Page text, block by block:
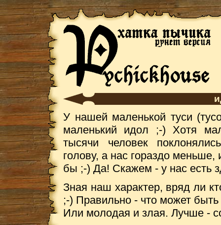
У нашей маленькой туси
маленький идол ;-) Хотя
тысячи человек
голову, а нас гораздо
бы ;-) Да! Скажем - у нас есть
Зная наш характер, вряд ли
;-) Правильно - что может
Или молодая и злая. Лучше -